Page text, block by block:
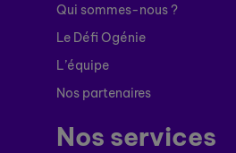
Qui sommes-nous ?
Le Défi Ogénie
L’équipe
Nos partenaires
Nos services